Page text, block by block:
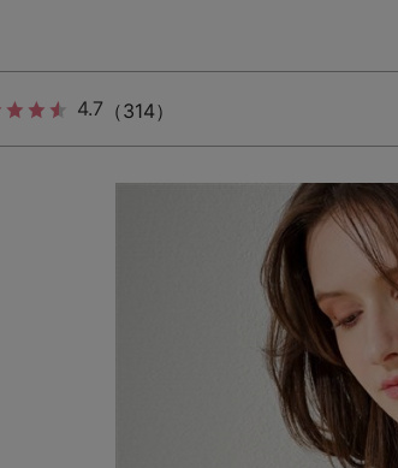
4.7 （314）